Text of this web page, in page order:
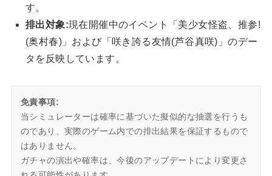
す。
排出対象:現在開催中のイベント「美少女怪盗、推参!
(奥村春)」および「咲き誇る友情(芦谷真咲)」のデー
タを反映しています。
免責事項:
当シミュレーターは確率に基づいた擬似的な抽選を行うも
のであり、実際のゲーム内での排出結果を保証するもので
はありません。
ガチャの演出や確率は、今後のアップデートにより変更さ